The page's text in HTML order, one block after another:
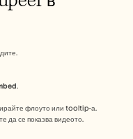
.
флоуто или tooltip-а.
да се показва видеото.